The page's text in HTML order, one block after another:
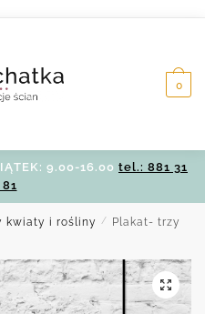
0
9.00-16.00 tel.: 881 31
81
kwiaty i rośliny /
Plakat- trzy